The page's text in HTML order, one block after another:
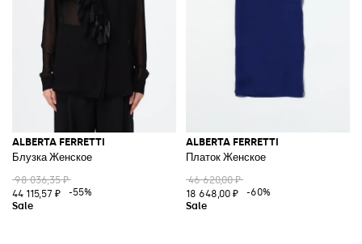
ALBERTA FERRETTI
Блузка Женское
98 036,35 ₽
44 115,57 ₽
-55%
ALBERTA FERRETTI
Платок Женское
46 620,00 ₽
18 648,00 ₽
-60%